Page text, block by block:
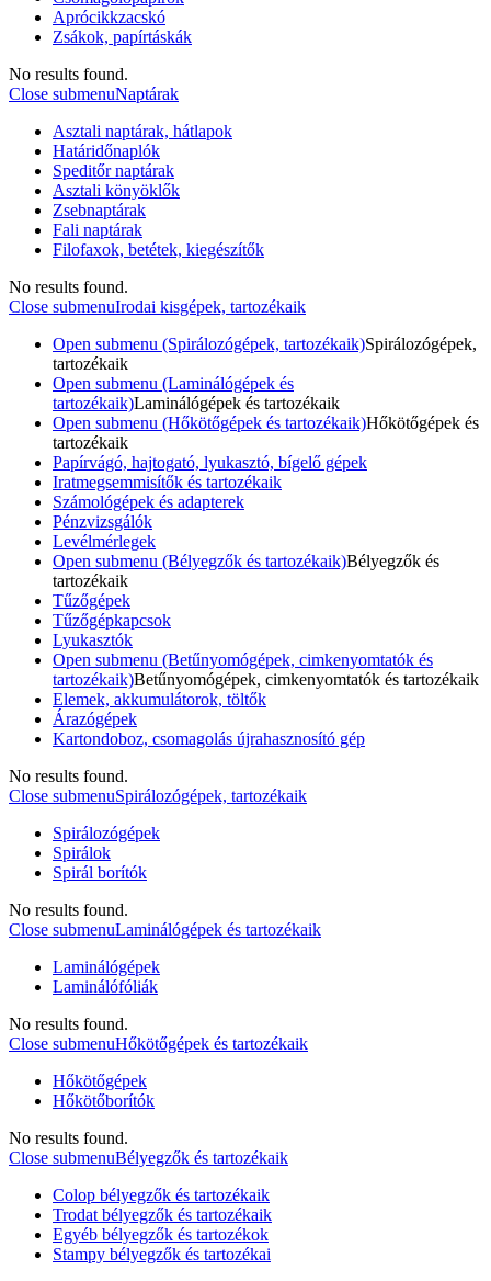
Aprócikkzacskó
Zsákok, papírtáskák
No results found.
Close submenuNaptárak
Asztali naptárak, hátlapok
Határidőnaplók
Speditőr naptárak
Asztali könyöklők
Zsebnaptárak
Fali naptárak
Filofaxok, betétek, kiegészítők
No results found.
Close submenuIrodai kisgépek, tartozékaik
Open submenu (Spirálozógépek, tartozékaik)Spirálozógépek,
tartozékaik
Open submenu (Laminálógépek és
tartozékaik)Laminálógépek és tartozékaik
Open submenu (Hőkötőgépek és tartozékaik)Hőkötőgépek és
tartozékaik
Papírvágó, hajtogató, lyukasztó, bígelő gépek
Iratmegsemmisítők és tartozékaik
Számológépek és adapterek
Pénzvizsgálók
Levélmérlegek
Open submenu (Bélyegzők és tartozékaik)Bélyegzők és
tartozékaik
Tűzőgépek
Tűzőgépkapcsok
Lyukasztók
Open submenu (Betűnyomógépek, cimkenyomtatók és
tartozékaik)Betűnyomógépek, cimkenyomtatók és tartozékaik
Elemek, akkumulátorok, töltők
Árazógépek
Kartondoboz, csomagolás újrahasznosító gép
No results found.
Close submenuSpirálozógépek, tartozékaik
Spirálozógépek
Spirálok
Spirál borítók
No results found.
Close submenuLaminálógépek és tartozékaik
Laminálógépek
Laminálófóliák
No results found.
Close submenuHőkötőgépek és tartozékaik
Hőkötőgépek
Hőkötőborítók
No results found.
Close submenuBélyegzők és tartozékaik
Colop bélyegzők és tartozékaik
Trodat bélyegzők és tartozékaik
Egyéb bélyegzők és tartozékok
Stampy bélyegzők és tartozékai